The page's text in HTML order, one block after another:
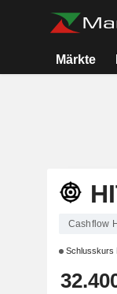
Märkte
Cashflow
Schlusskurs